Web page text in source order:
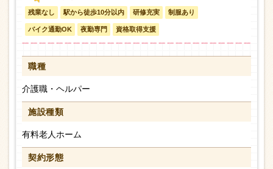
お問い合わせ
残業なし 駅から徒歩10分以内 研修充実 制服あり
バイク通勤OK 夜勤専門 資格取得支援
職種
介護職・ヘルパー
施設種類
有料老人ホーム
契約形態